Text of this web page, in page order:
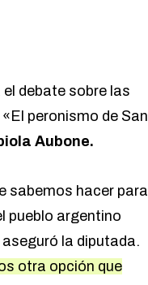
debate sobre las
peronismo de San
Aubone.
sabemos hacer para
pueblo argentino
la diputada.
otra opción que